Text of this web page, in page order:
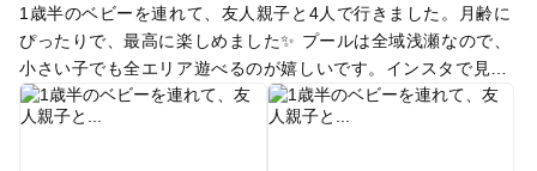
1歳半のベビーを連れて、友人親子と4人で行きました。月齢に
ぴったりで、最高に楽しめました✨ プールは全域浅瀬なので、
小さい子でも全エリア遊べるのが嬉しいです。インスタで見て
気になって行きましたが、実際はさらに広く、2時間近くたっ
ぷり遊べました🛟これで300円だったでしょうか?安すぎま